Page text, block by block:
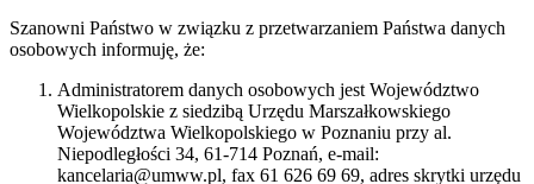
Szanowni Państwo w związku z przetwarzaniem Państwa danych
osobowych informuję, że:
Administratorem danych osobowych jest Województwo
Wielkopolskie z siedzibą Urzędu Marszałkowskiego
Województwa Wielkopolskiego w Poznaniu przy al.
Niepodległości 34, 61-714 Poznań, e-mail:
kancelaria@umww.pl, fax 61 626 69 69, adres skrytki urzędu